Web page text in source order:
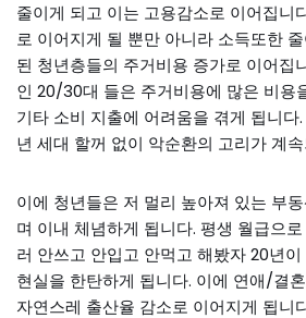
줄이게 되고 이는 고용감소로 이어집니
로 이어지게 될 뿐만 아니라 소득또한
된 청년층들의 주거비용 증가로 이어집
인 20/30대 들은 주거비용에 많은 비용
기타 소비 지출에 어려움을 겪게 됩니다
년 세대 할꺼 없이 악순환의 고리가 계
이에 청년들은 저 멀리 높아져 있는 부
며 이내 체념하게 됩니다. 평생 월급으
러 안쓰고 안입고 안먹고 해봤자 20년
현실을 한탄하게 됩니다. 이에 연애/결
자연스레 출산율 감소로 이어지게 됩니